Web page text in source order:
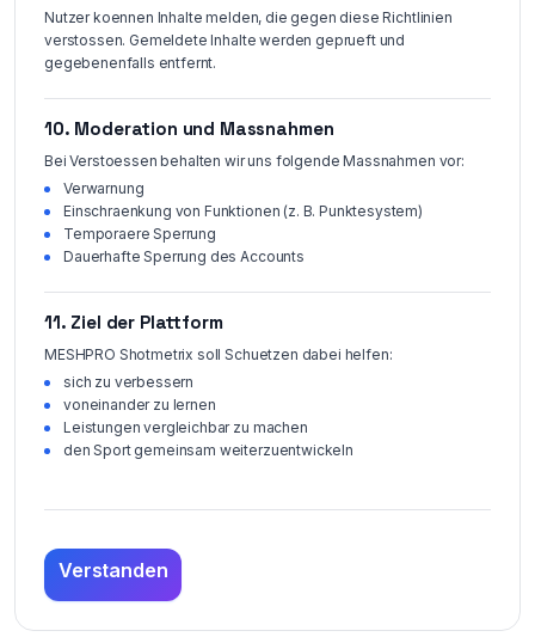
Nutzer koennen Inhalte melden, die gegen diese Richtlinien
verstossen. Gemeldete Inhalte werden geprueft und
gegebenenfalls entfernt.
10. Moderation und Massnahmen
Bei Verstoessen behalten wir uns folgende Massnahmen vor:
Verwarnung
Einschraenkung von Funktionen (z. B. Punktesystem)
Temporaere Sperrung
Dauerhafte Sperrung des Accounts
11. Ziel der Plattform
MESHPRO Shotmetrix soll Schuetzen dabei helfen:
sich zu verbessern
voneinander zu lernen
Leistungen vergleichbar zu machen
den Sport gemeinsam weiterzuentwickeln
Verstanden